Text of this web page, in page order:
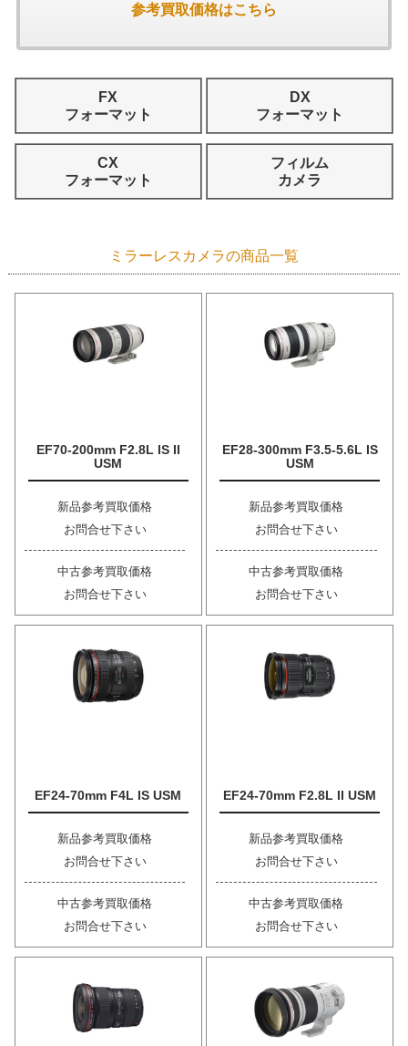
参考買取価格はこちら
FX
フォーマット
DX
フォーマット
CX
フォーマット
フィルム
カメラ
ミラーレスカメラの商品一覧
EF70-200mm F2.8L IS II
USM
新品参考買取価格
お問合せ下さい
中古参考買取価格
お問合せ下さい
EF28-300mm F3.5-5.6L IS
USM
新品参考買取価格
お問合せ下さい
中古参考買取価格
お問合せ下さい
EF24-70mm F4L IS USM
新品参考買取価格
お問合せ下さい
中古参考買取価格
お問合せ下さい
EF24-70mm F2.8L II USM
新品参考買取価格
お問合せ下さい
中古参考買取価格
お問合せ下さい